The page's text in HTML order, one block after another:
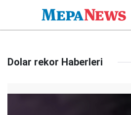
Dolar rekor Haberleri